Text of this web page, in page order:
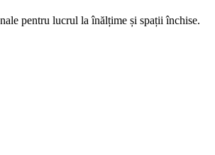
pentru lucrul la înălțime și spații închise.